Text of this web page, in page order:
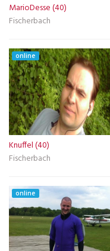
MarioDesse (40)
Fischerbach
online
Knuffel (40)
Fischerbach
online